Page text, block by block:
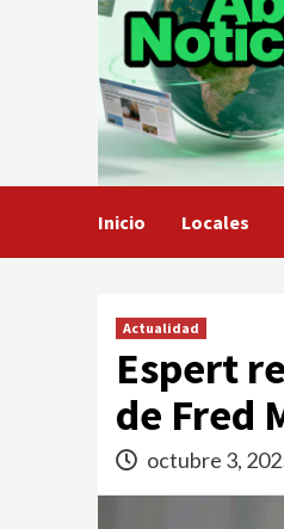
Inicio Locales
Actualidad
Espert
de Fred
octubre 3,